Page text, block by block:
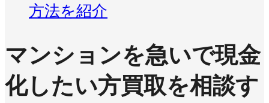
方法を紹介
マンションを急いで現金
化したい方買取を相談す